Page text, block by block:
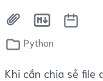
Python
Khi cần chia sẻ file